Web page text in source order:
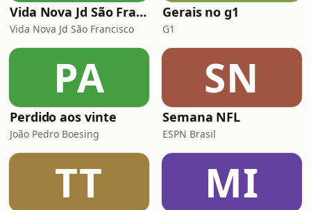
Vida Nova Jd São Francisco
Vida Nova Jd São Francisco
Gerais no g1
G1
PA
Perdido aos vinte
João Pedro Boesing
SN
Semana NFL
ESPN Brasil
TT MI